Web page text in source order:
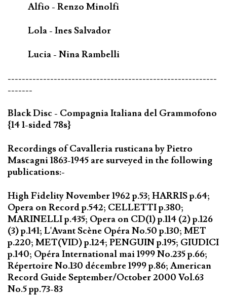
Alfio - Renzo Minolfi
Lola - Ines Salvador
Lucia - Nina Rambelli
-----------------------------------------------------------
-------
Black Disc - Compagnia Italiana del Grammofono
{14 1-sided 78s}
Recordings of Cavalleria rusticana by Pietro
Mascagni 1863-1945 are surveyed in the following
publications:-
High Fidelity November 1962 p.53; HARRIS p.64;
Opera on Record p.542; CELLETTI p.380;
MARINELLI p.435; Opera on CD(1) p.114 (2) p.126
(3) p.141; L'Avant Scène Opéra No.50 p.130; MET
p.220; MET(VID) p.124; PENGUIN p.195; GIUDICI
p.140; Opéra International mai 1999 No.235 p.66;
Répertoire No.130 décembre 1999 p.86; American
Record Guide September/October 2000 Vol.63
No.5 pp.73-83